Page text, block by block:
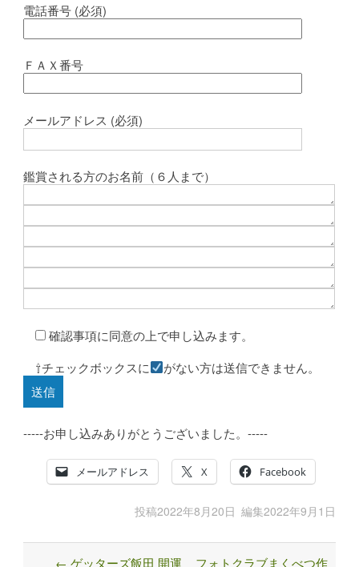
電話番号 (必須)
ＦＡＸ番号
メールアドレス (必須)
鑑賞される方のお名前（６人まで）
確認事項に同意の上で申し込みます。
⇧チェックボックスに
がない方は送信できません。
-----お申し込みありがとうございました。-----
メールアドレス X Facebook
投稿2022年8月20日 編集2022年9月1日
Post
← ゲッターズ飯田 開運 フォトクラブまくべつ作